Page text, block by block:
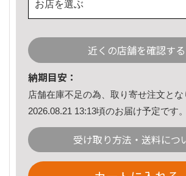
お店を選ぶ
近くの店舗を確認する
納期目安：
店舗在庫不足の為、取り寄せ注文とな
2026.08.21 13:13頃のお届け予定です。
受け取り方法・送料につ